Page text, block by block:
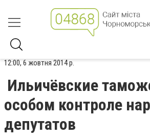
12:00, 6 жовтня 2014 р.
Ильичёвские
особом контроле
депутатов